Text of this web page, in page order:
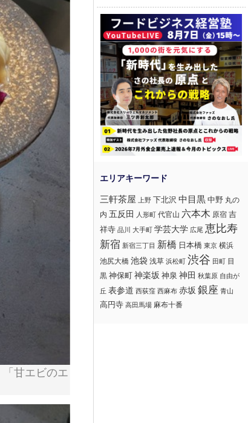
甘エビのエ
三軒茶屋 上野 下北沢 中目黒中野 丸の
内 五反田 人形町 代官山 六本木 原宿 吉
祥寺 品川 大手町 学芸大学 広尾 恵比寿
新宿 新宿三丁目 新橋 日本橋 東京 横浜
池尻大橋 池袋浅草 浜松町 渋谷 田町 目
黒神保町神楽坂 神泉 神田 秋葉原 自由が
丘 表参道 西荻窪 西麻布 赤坂 銀座 青山
高円寺 高田馬場 麻布十番